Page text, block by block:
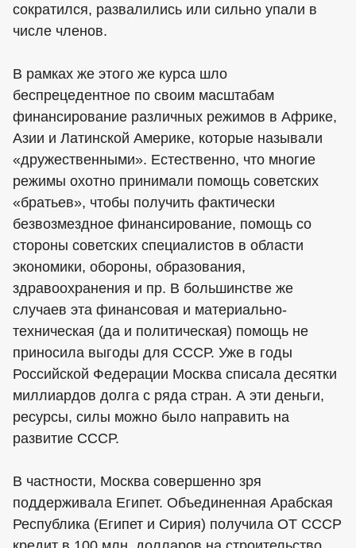
сократился, развалились или сильно упали в
числе членов.
В рамках же этого же курса шло
беспрецедентное по своим масштабам
финансирование различных режимов в Африке,
Азии и Латинской Америке, которые называли
«дружественными». Естественно, что многие
режимы охотно принимали помощь советских
«братьев», чтобы получить фактически
безвозмездное финансирование, помощь со
стороны советских специалистов в области
экономики, обороны, образования,
здравоохранения и пр. В большинстве же
случаев эта финансовая и материально-
техническая (да и политическая) помощь не
приносила выгоды для СССР. Уже в годы
Российской Федерации Москва списала десятки
миллиардов долга с ряда стран. А эти деньги,
ресурсы, силы можно было направить на
развитие СССР.
В частности, Москва совершенно зря
поддерживала Египет. Объединенная Арабская
Республика (Египет и Сирия) получила ОТ СССР